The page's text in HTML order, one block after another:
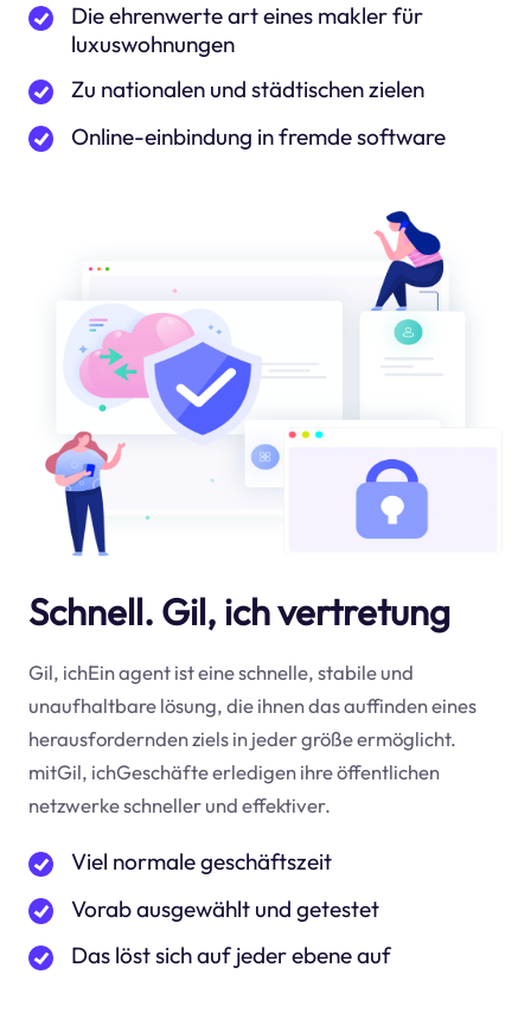
Die ehrenwerte art eines makler für
luxuswohnungen
Zu nationalen und städtischen zielen
Online-einbindung in fremde software
Schnell. Gil, ich vertretung
Gil, ichEin agent ist eine schnelle, stabile und
unaufhaltbare lösung, die ihnen das auffinden eines
herausfordernden ziels in jeder größe ermöglicht.
mitGil, ichGeschäfte erledigen ihre öffentlichen
netzwerke schneller und effektiver.
Viel normale geschäftszeit
Vorab ausgewählt und getestet
Das löst sich auf jeder ebene auf